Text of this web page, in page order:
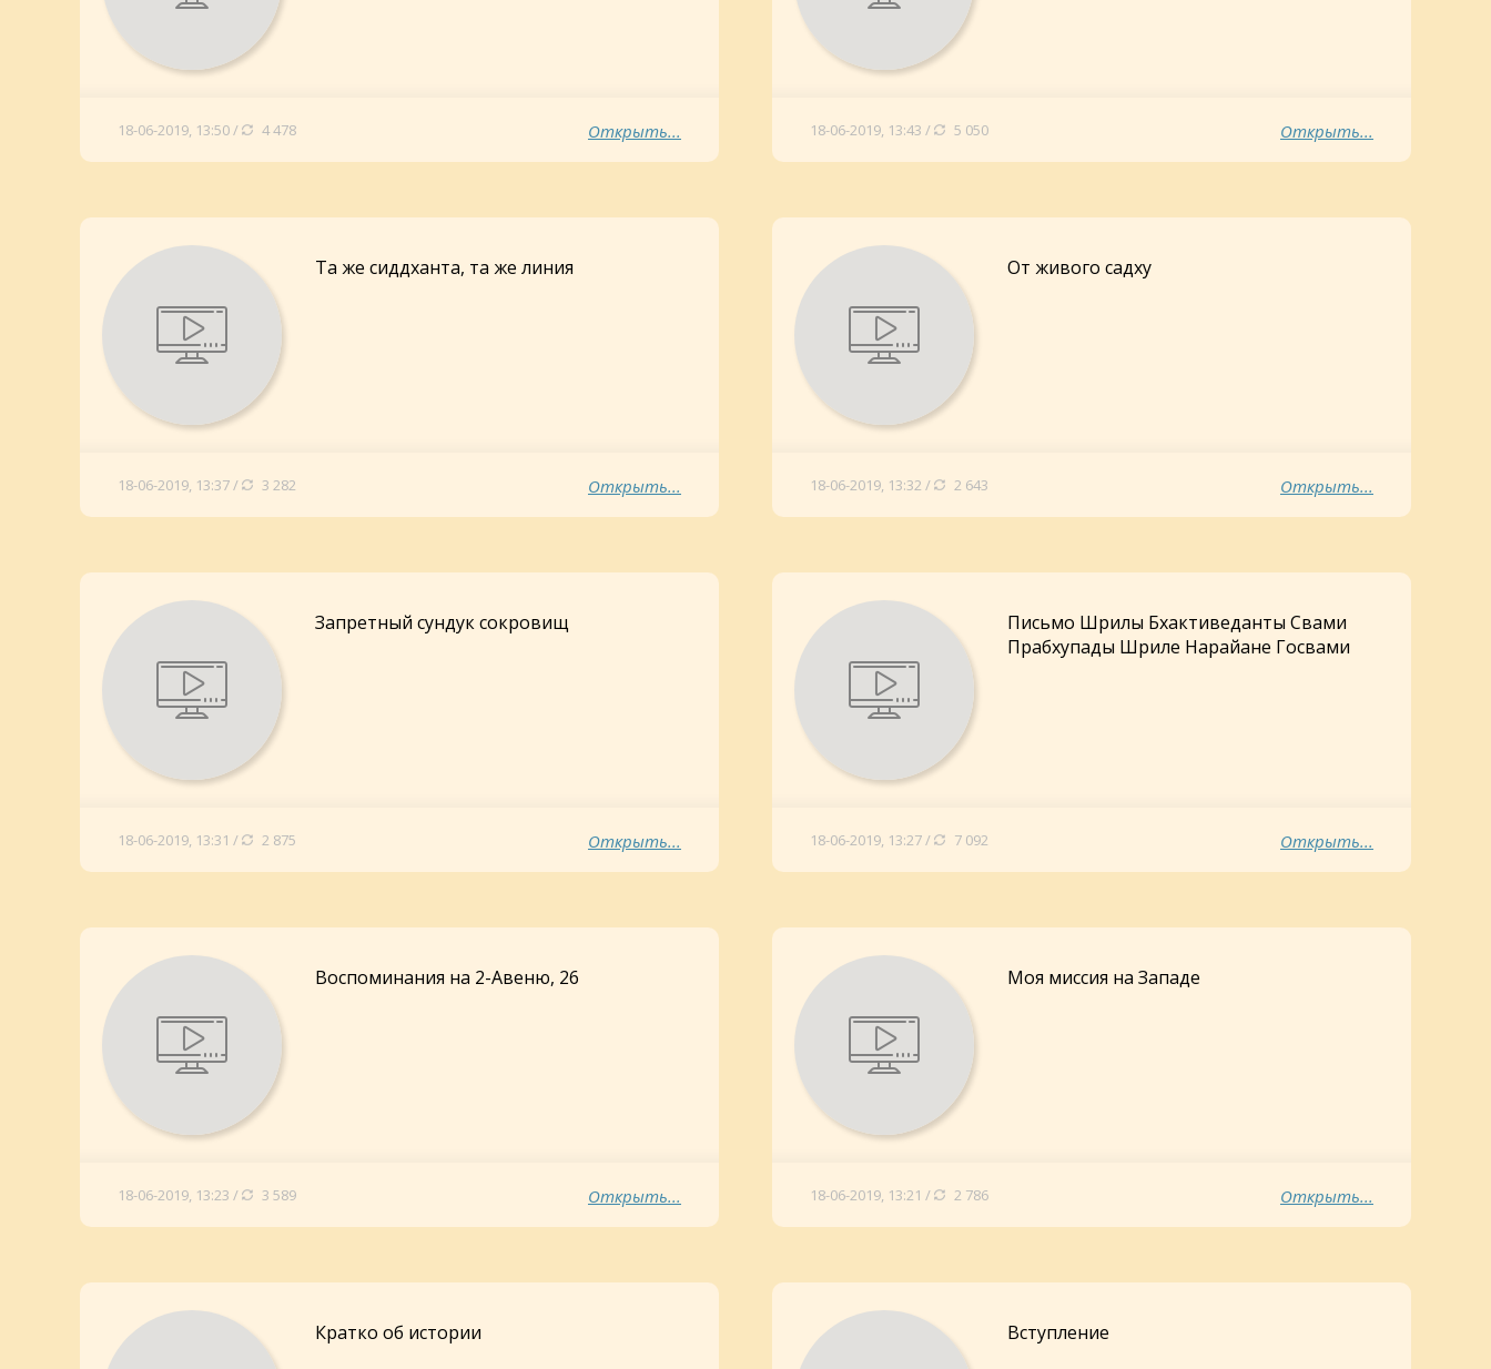
18-06-2019, 13:50 / 4 478 Открыть... 18-06-2019, 13:43 / 5 050 Открыть...
Та же сиддханта, та же линия
18-06-2019, 13:37 / 3 282 Открыть...
От живого садху
18-06-2019, 13:32 / 2 643 Открыть...
Запретный сундук сокровищ
18-06-2019, 13:31 / 2 875 Открыть...
Письмо Шрилы Бхактиведанты Свами
Прабхупады Шриле Нарайане Госвами
18-06-2019, 13:27 / 7 092 Открыть...
Воспоминания на 2-Авеню, 26
18-06-2019, 13:23 / 3 589 Открыть...
Моя миссия на Западе
18-06-2019, 13:21 / 2 786 Открыть...
Кратко об истории Вступление